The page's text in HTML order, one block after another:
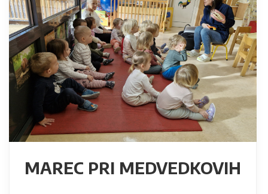
MAREC PRI MEDVEDKOVIH